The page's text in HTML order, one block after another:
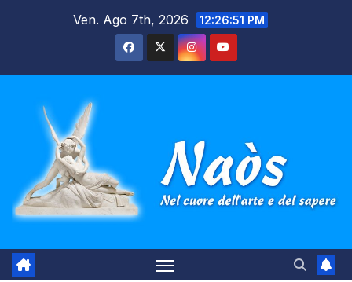
Ven. Ago 7th, 2026 12:26:52 PM